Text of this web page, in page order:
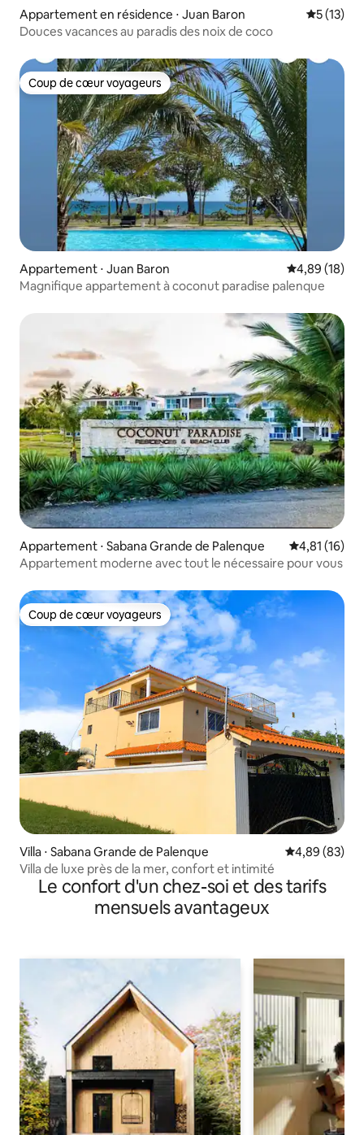
Appartement en résidence ⋅ Juan Baron
5 (13)
Douces vacances au paradis des noix de coco
Coup de cœur voyageurs
Coup de cœur voyageurs
Appartement ⋅ Juan Baron Évaluation
4,89 (18)
Magnifique appartement à coconut paradise palenque
Appartement ⋅ Sabana Grande de Palenque Évaluation
4,81 (16)
Appartement moderne avec tout le nécessaire pour vous
Coup de cœur voyageurs
Coup de cœur voyageurs
Villa ⋅ Sabana Grande de Palenque Évaluation
4,89 (83)
Villa de luxe près de la mer, confort et intimité
Le confort d'un chez-soi et des tarifs
mensuels avantageux